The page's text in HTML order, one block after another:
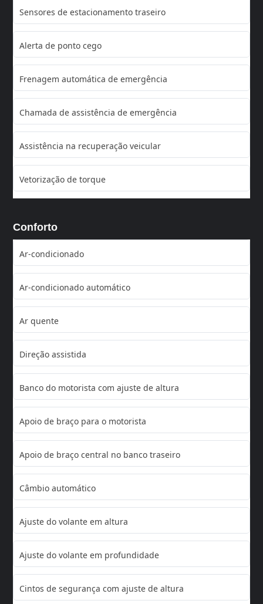
Sensores de estacionamento traseiro
Alerta de ponto cego
Frenagem automática de emergência
Chamada de assistência de emergência
Assistência na recuperação veicular
Vetorização de torque
Conforto
Ar-condicionado
Ar-condicionado automático
Ar quente
Direção assistida
Banco do motorista com ajuste de altura
Apoio de braço para o motorista
Apoio de braço central no banco traseiro
Câmbio automático
Ajuste do volante em altura
Ajuste do volante em profundidade
Cintos de segurança com ajuste de altura